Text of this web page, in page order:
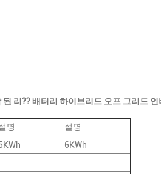
리?? 배터리 하이브리드 오프 그리드 인
명
설명
6KWh